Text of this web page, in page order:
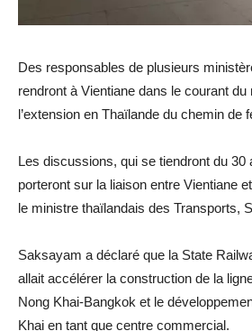
Des responsables de plusieurs
rendront à Vientiane dans le courant
l’extension en Thaïlande du chemin de
Les discussions, qui se tiendront du 30
porteront sur la liaison entre Vientiane
le ministre thaïlandais des Transports,
Saksayam a déclaré que la State
allait accélérer la construction de la
Nong Khai-Bangkok et le
Khai en tant que centre commercial.